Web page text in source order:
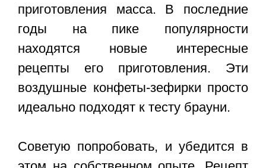
приготовления масса. В последние
годы на пике популярности
находятся новые интересные
рецепты его приготовления. Эти
воздушные конфеты-зефирки просто
идеально подходят к тесту брауни.
Советую попробовать, и убедится в